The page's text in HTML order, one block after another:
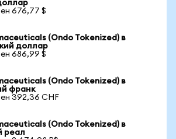
676,77 $
(Ondo Tokenized) в
доллар
686,99 $
(Ondo Tokenized) в
франк
392,36 CHF
(Ondo Tokenized) в
реал